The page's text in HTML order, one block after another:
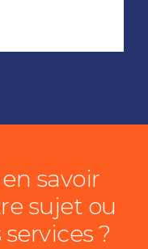
savoir
sujet ou
?